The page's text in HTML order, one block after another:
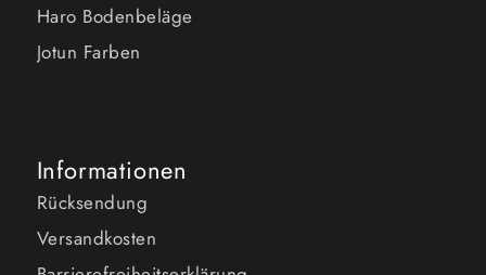
Haro Bodenbeläge
Jotun Farben
Informationen
Rücksendung
Versandkosten